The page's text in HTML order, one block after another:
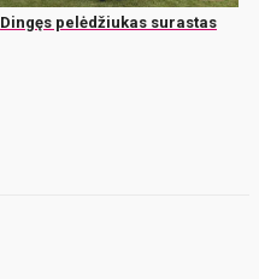
Dingęs pelėdžiukas surastas